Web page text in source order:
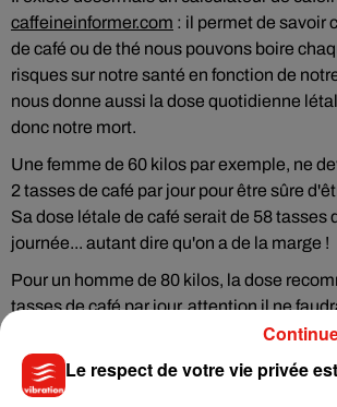
caffeineinformer.com : il permet de savoir
de café ou de thé nous pouvons boire
risques sur notre santé en fonction de
nous donne aussi la dose quotidienne
donc notre mort.
Une femme de 60 kilos par exemple, ne
2 tasses de café par jour pour être sûre
Sa dose létale de café serait de 58 tasses
journée... autant dire qu'on a de la marge !
Pour un homme de 80 kilos, la dose
tasses de café par jour, attention il ne
tasses quotidiennes pour rester en vie.
Le respect de votre vie privée